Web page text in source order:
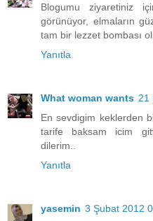
Blogumu ziyaretiniz
görünüyor, elmaların
tam bir lezzet bombası
Yanıtla
What woman wants 21
En sevdigim keklerden
tarife baksam icim
dilerim..
Yanıtla
yasemin 3 Şubat 2012